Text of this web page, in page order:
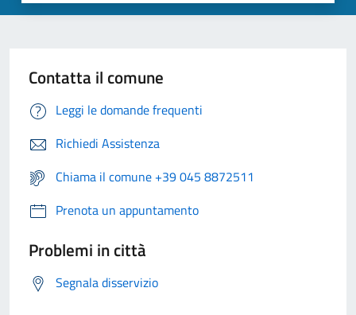
Contatta il comune
Leggi le domande frequenti
Richiedi Assistenza
Chiama il comune +39 045 8872511
Prenota un appuntamento
Problemi in città
Segnala disservizio